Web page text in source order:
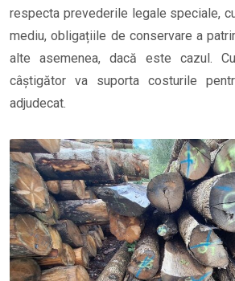
respecta prevederile legale speciale,
mediu, obligațiile de conservare a
alte asemenea, dacă este cazul.
câștigător va suporta costurile
adjudecat.